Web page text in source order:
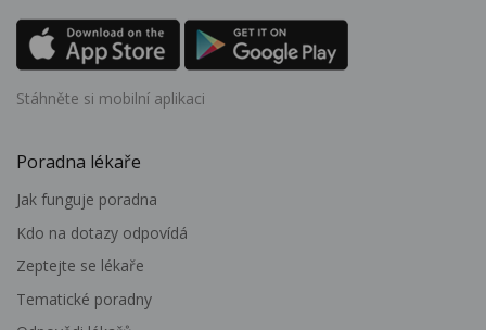
Stáhněte si mobilní aplikaci
Poradna lékaře
Jak funguje poradna
Kdo na dotazy odpovídá
Zeptejte se lékaře
Tematické poradny